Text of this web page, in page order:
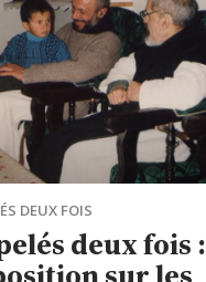
DEUX FOIS
deux fois :